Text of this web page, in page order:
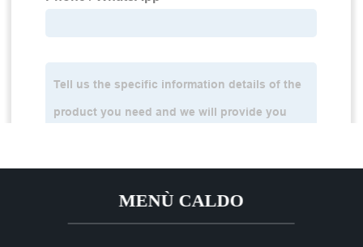
MENÙ CALDO